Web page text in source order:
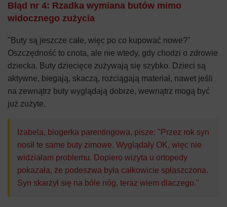
Błąd nr 4: Rzadka wymiana butów mimo
widocznego zużycia
"Buty są jeszcze całe, więc po co kupować nowe?"
Oszczędność to cnota, ale nie wtedy, gdy chodzi o zdrowie
dziecka. Buty dziecięce zużywają się szybko. Dzieci są
aktywne, biegają, skaczą, rozciągają materiał, nawet jeśli
na zewnątrz buty wyglądają dobrze, wewnątrz mogą być
już zużyte.
Izabela, blogerka parentingowa, pisze: "Przez rok syn
nosił te same buty zimowe. Wyglądały OK, więc nie
widziałam problemu. Dopiero wizyta u ortopedy
pokazała, że podeszwa była całkowicie spłaszczona.
Syn skarżył się na bóle nóg, teraz wiem dlaczego."